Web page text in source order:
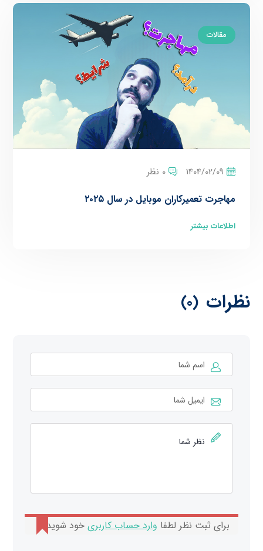
مقالات
1404/02/09 0 نظر
مهاجرت تعمیرکاران موبایل در سال ۲۰۲۵
اطلاعات بیشتر
نظرات (0)
برای ثبت نظر لطفا وارد حساب کاربری خود شوید.